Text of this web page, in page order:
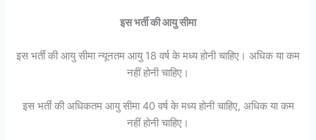
इस भर्ती की आयु सीमा
इस भर्ती की आयु सीमा न्यूनतम आयु 18 वर्ष के मध्य होनी चाहिए। अधिक या कम
नहीं होनी चाहिए।
इस भर्ती की अधिकतम आयु सीमा 40 वर्ष के मध्य होनी चाहिए, अधिक या कम
नहीं होनी चाहिए।